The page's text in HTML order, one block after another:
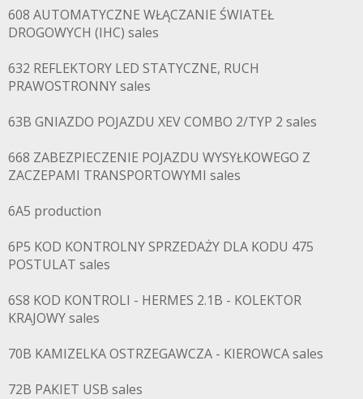
608 AUTOMATYCZNE WŁĄCZANIE ŚWIATEŁ
DROGOWYCH (IHC) sales
632 REFLEKTORY LED STATYCZNE, RUCH
PRAWOSTRONNY sales
63B GNIAZDO POJAZDU XEV COMBO 2/TYP 2 sales
668 ZABEZPIECZENIE POJAZDU WYSYŁKOWEGO Z
ZACZEPAMI TRANSPORTOWYMI sales
6A5 production
6P5 KOD KONTROLNY SPRZEDAŻY DLA KODU 475
POSTULAT sales
6S8 KOD KONTROLI - HERMES 2.1B - KOLEKTOR
KRAJOWY sales
70B KAMIZELKA OSTRZEGAWCZA - KIEROWCA sales
72B PAKIET USB sales